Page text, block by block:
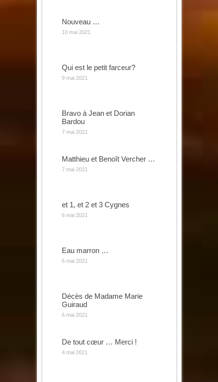
Nouveau …
10 mai 2021
Qui est le petit farceur?
9 mai 2021
Bravo à Jean et Dorian
Bardou
7 mai 2021
Matthieu et Benoît Vercher …
7 mai 2021
et 1, et 2 et 3 Cygnes
6 mai 2021
Eau marron …
6 mai 2021
Décès de Madame Marie
Guiraud
6 mai 2021
De tout cœur … Merci !
4 mai 2021